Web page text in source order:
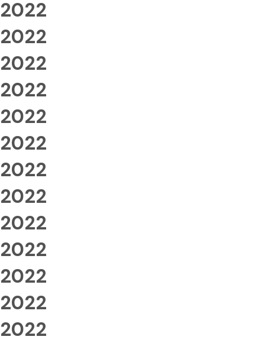
2022
2022
2022
2022
2022
2022
2022
2022
2022
2022
2022
2022
2022